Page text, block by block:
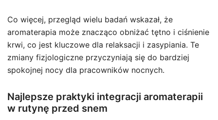
Co więcej, przegląd wielu badań wskazał, że
aromaterapia może znacząco obniżać tętno i ciśnienie
krwi, co jest kluczowe dla relaksacji i zasypiania. Te
zmiany fizjologiczne przyczyniają się do bardziej
spokojnej nocy dla pracowników nocnych.
Najlepsze praktyki integracji aromaterapii
w rutynę przed snem